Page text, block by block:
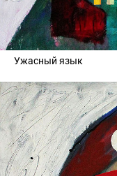
Ужасный язык